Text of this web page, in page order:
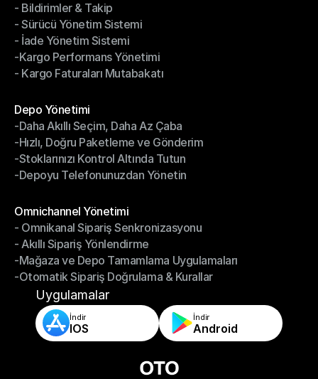
- Kargo Otomasyonu
- Bildirimler & Takip
- Bildirimler & Takip
- Sürücü Yönetim Sistemi
- Sürücü Yönetim Sistemi
- İade Yönetim Sistemi
- İade Yönetim Sistemi
-Kargo Performans Yönetimi
-Kargo Performans Yönetimi
- Kargo Faturaları Mutabakatı
Depo Yönetimi
Depo Yönetimi
-Daha Akıllı Seçim, Daha Az Çaba
-Daha Akıllı Seçim, Daha Az Çaba
-Hızlı, Doğru Paketleme ve Gönderim
-Hızlı, Doğru Paketleme ve Gönderim
-Stoklarınızı Kontrol Altında Tutun
-Stoklarınızı Kontrol Altında Tutun
-Depoyu Telefonunuzdan Yönetin
Omnichannel Yönetimi
Omnichannel Yönetimi
- Omnikanal Sipariş Senkronizasyonu
- Omnikanal Sipariş Senkronizasyonu
- Akıllı Sipariş Yönlendirme
- Akıllı Sipariş Yönlendirme
-Mağaza ve Depo Tamamlama Uygulamaları
-Mağaza ve Depo Tamamlama Uygulamaları
-Otomatik Sipariş Doğrulama & Kurallar
-Otomatik Sipariş Doğrulama & Kurallar
Uygulamalar
İndir
IOS
İndir
Android